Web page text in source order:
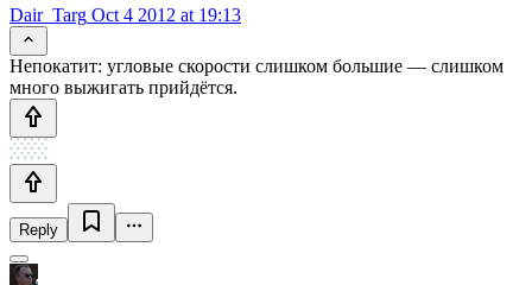
Dair_Targ Oct 4 2012 at 19:13
Непокатит: угловые скорости слишком большие — слишком
много выжигать прийдётся.
Reply